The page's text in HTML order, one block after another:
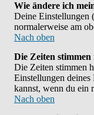
Wie ändere ich
Deine Einstellungen
normalerweise am
Nach oben
Die Zeiten stimmen
Die Zeiten stimmen
Einstellungen
kannst, wenn du ein
Nach oben